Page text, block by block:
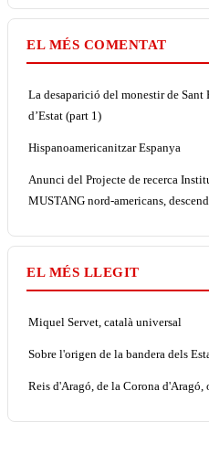
EL MÉS COMENTAT
La desaparició del monestir de Sant
d’Estat (part 1)
Hispanoamericanitzar Espanya
Anunci del Projecte de recerca
MUSTANG nord-americans,
EL MÉS LLEGIT
Miquel Servet, català universal
Sobre l'origen de la bandera dels
Reis d'Aragó, de la Corona d'Aragó,